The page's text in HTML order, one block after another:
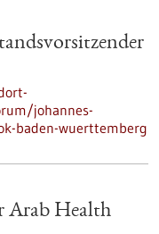
johannes-
baden-wuerttemberg
Arab Health